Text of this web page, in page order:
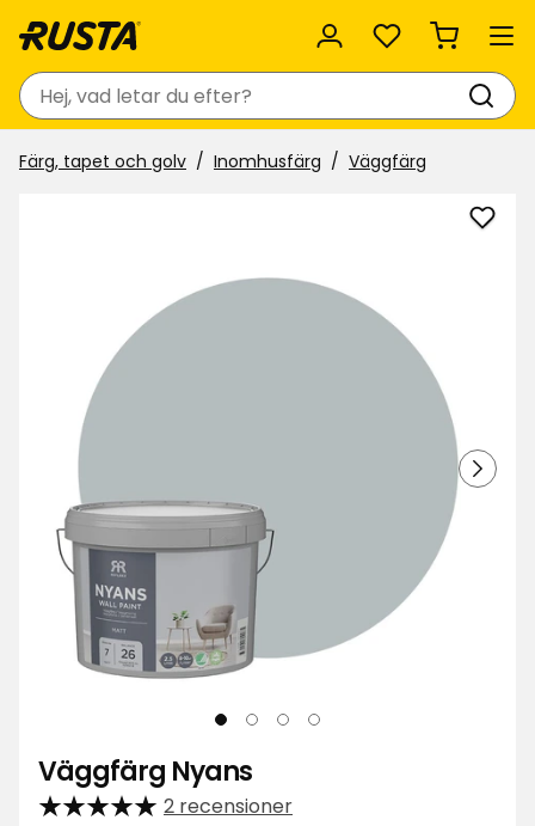
Favoriter
Sök
Färg, tapet och golv Inomhusfärg Väggfärg
Lägg
Väggfärg Nyans
2 recensioner